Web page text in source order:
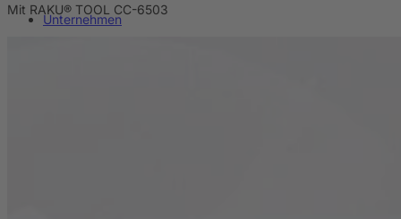
Unternehmen
Mit RAKU® TOOL CC-6503